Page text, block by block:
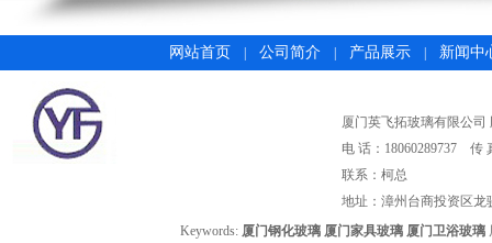
网站首页 公司简介| 产品展示| 新闻中
厦门英飞拓玻璃有限公司
电 话：18060289737 传
联系：柯总
地址：漳州台商投资区龙
Keywords: 厦门钢化玻璃 厦门家具玻璃 厦门卫浴玻璃